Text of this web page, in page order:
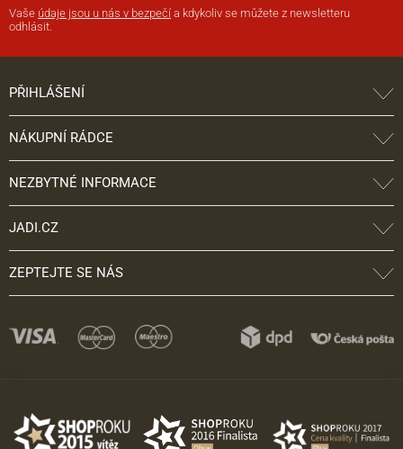
Vaše údaje jsou u nás v bezpečí a kdykoliv se můžete z newsletteru
odhlásit.
PŘIHLÁŠENÍ
NÁKUPNÍ RÁDCE
NEZBYTNÉ INFORMACE
JADI.CZ
ZEPTEJTE SE NÁS